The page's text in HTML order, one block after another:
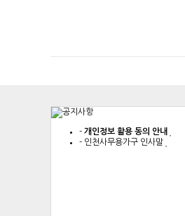
- 개인정보 활용 동의 안내
- 인천사무용가구 인사말